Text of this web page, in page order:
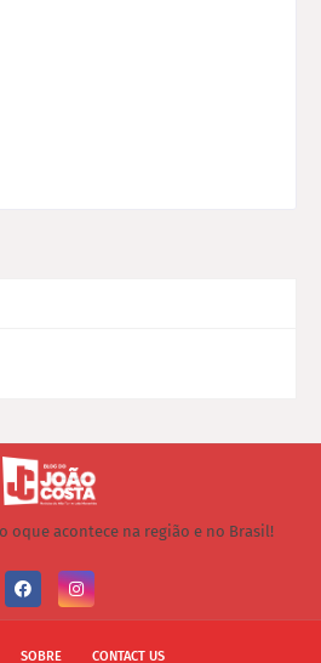
oque acontece na região e no Brasil!
SOBRE CONTACT US